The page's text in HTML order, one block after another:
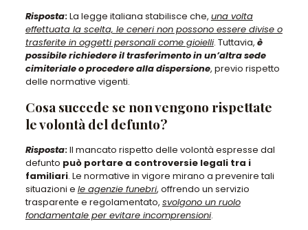
Risposta:La legge italiana stabilisce che, una volta
effettuata la scelta, le ceneri non possono essere divise o
trasferite in oggetti personali come gioielli. Tuttavia, è
possibile richiedere il trasferimento in un’altra sede
cimiteriale o procedere alla dispersione, previo rispetto
delle normative vigenti.
Cosa succede se non vengono rispettate
le volontà del defunto?
Risposta:Il mancato rispetto delle volontà espresse dal
defunto può portare a controversie legali tra i
familiari. Le normative in vigore mirano a prevenire tali
situazioni e le agenzie funebri, offrendo un servizio
trasparente e regolamentato, svolgono un ruolo
fondamentale per evitare incomprensioni.